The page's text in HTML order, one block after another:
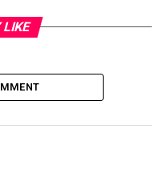
ബിസിനസ്
ബന്ധങ്ങള്‍
LIKE